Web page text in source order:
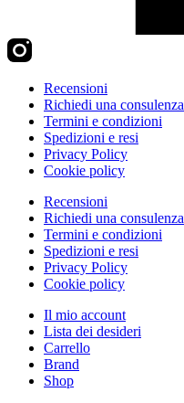
Recensioni
Richiedi una consulenza
Termini e condizioni
Spedizioni e resi
Privacy Policy
Cookie policy
Recensioni
Richiedi una consulenza
Termini e condizioni
Spedizioni e resi
Privacy Policy
Cookie policy
Il mio account
Lista dei desideri
Carrello
Brand
Shop